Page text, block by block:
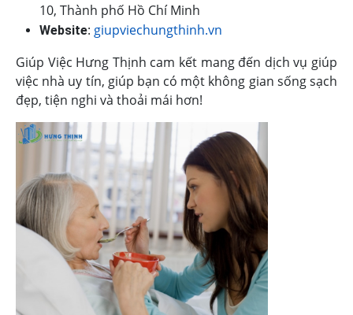
10, Thành phố Hồ Chí Minh
Website: giupviechungthinh.vn
Giúp Việc Hưng Thịnh cam kết mang đến dịch vụ giúp
việc nhà uy tín, giúp bạn có một không gian sống sạch
đẹp, tiện nghi và thoải mái hơn!